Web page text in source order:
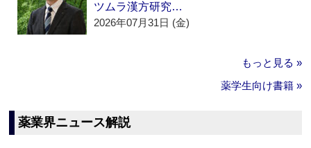
ツムラ漢方研究…
2026年07月31日 (金)
もっと見る »
薬学生向け書籍 »
薬業界ニュース解説